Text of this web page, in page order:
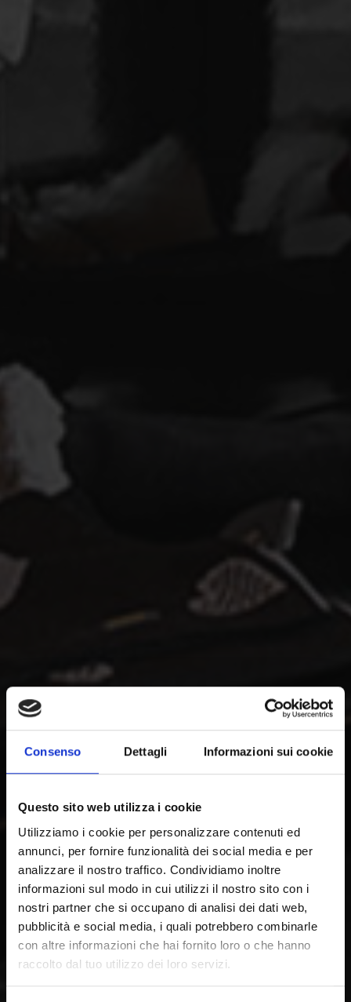
Consenso Dettagli Informazioni sui cookie
Questo sito web utilizza i cookie
Utilizziamo i cookie per personalizzare contenuti ed
annunci, per fornire funzionalità dei social media e per
analizzare il nostro traffico. Condividiamo inoltre
informazioni sul modo in cui utilizzi il nostro sito con i
nostri partner che si occupano di analisi dei dati web,
pubblicità e social media, i quali potrebbero combinarle
con altre informazioni che hai fornito loro o che hanno
raccolto dal tuo utilizzo dei loro servizi.